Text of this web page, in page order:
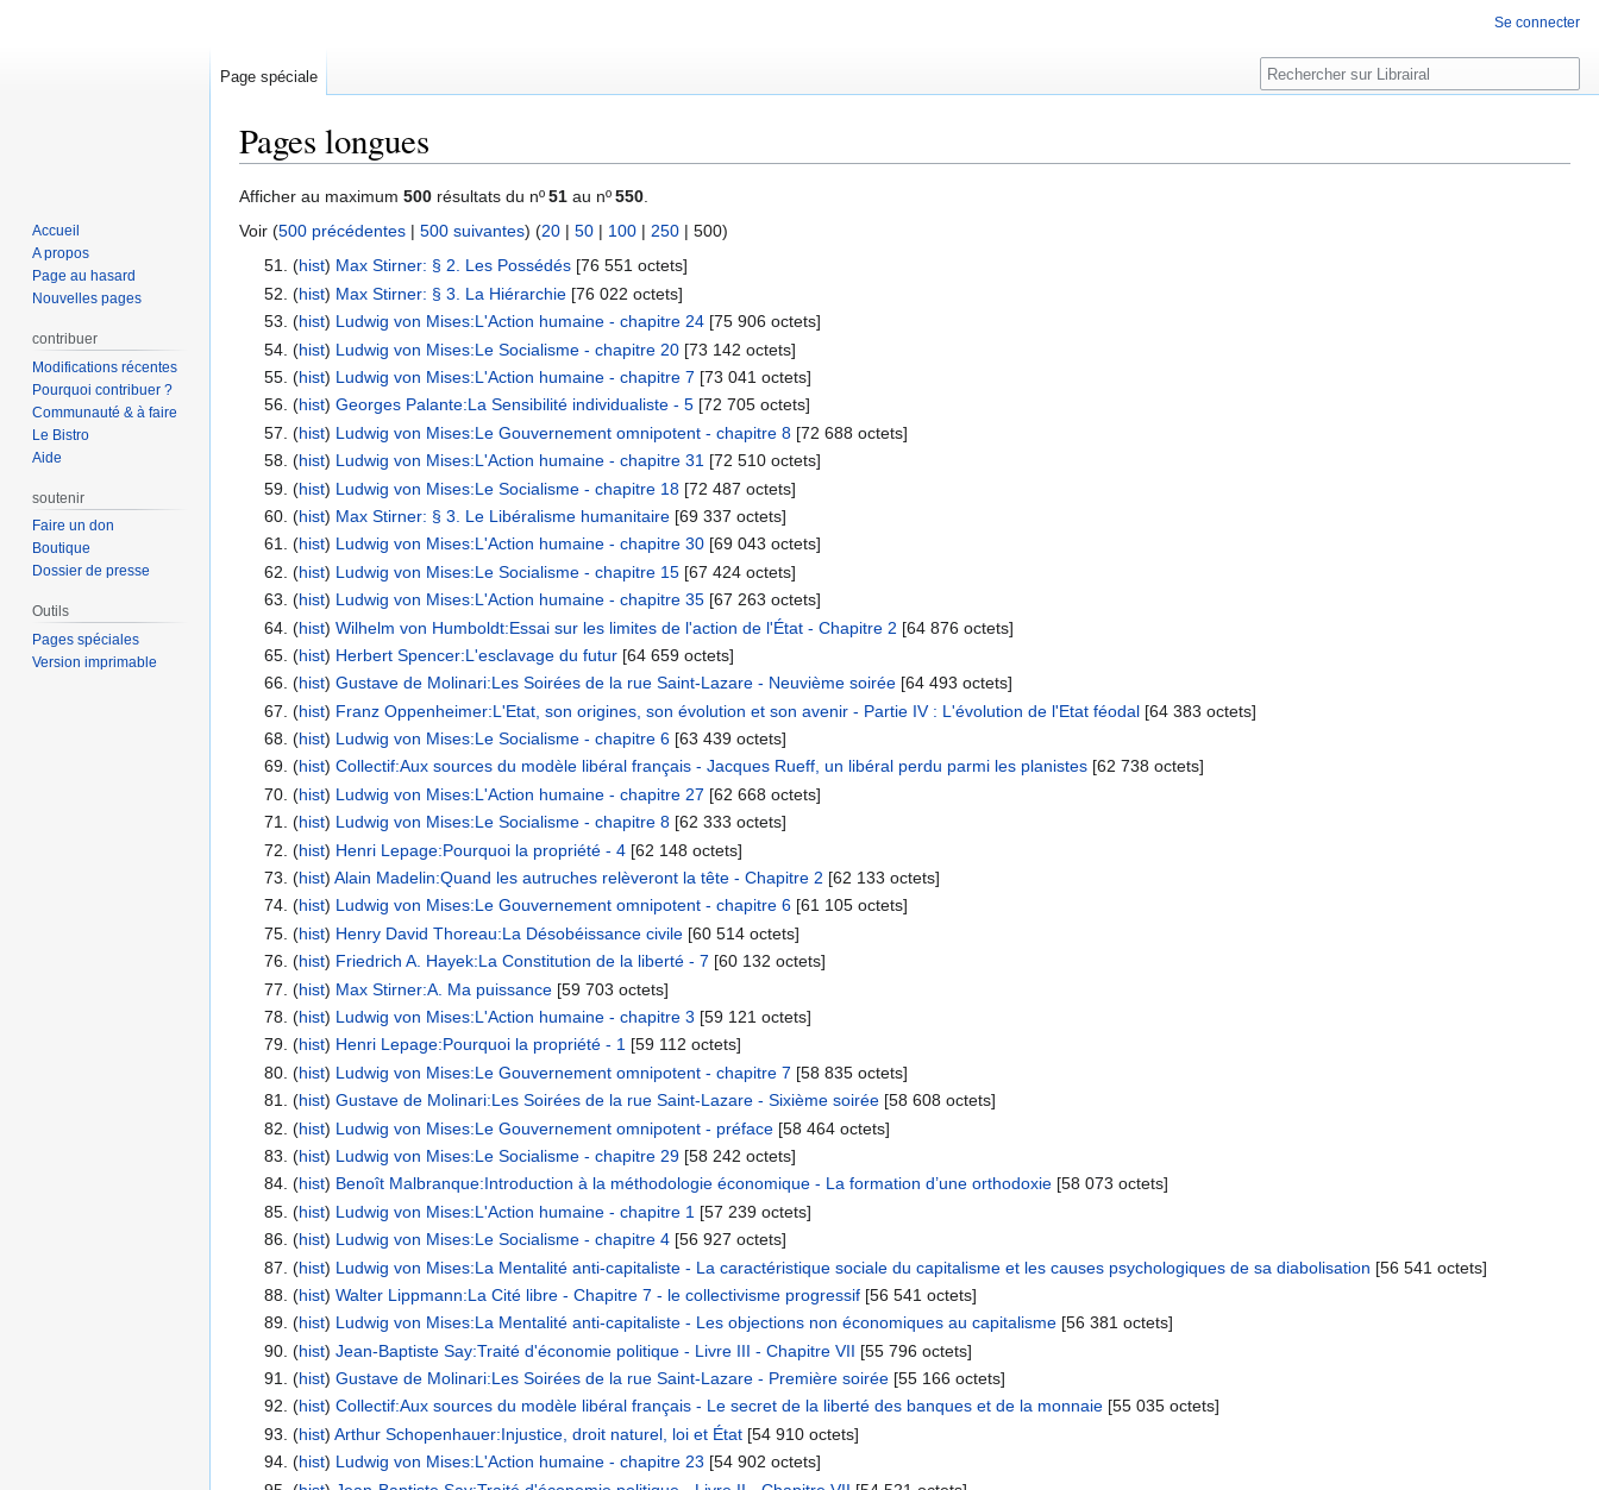
Pages longues
Aller
à
navigation
Aller
à
recherche
Afficher au maximum 500 résultats du nº51 au nº550.
Voir (500 précédentes | 500 suivantes) (20 | 50 | 100 | 250 | 500)
(hist) ‎ Max Stirner: § 2. Les Possédés‎[76 551 octets]
(hist) ‎ Max Stirner: § 3. La Hiérarchie‎[76 022 octets]
(hist) ‎ Ludwig von Mises:L'Action humaine - chapitre 24‎[75 906 octets]
(hist) ‎ Ludwig von Mises:Le Socialisme - chapitre 20‎[73 142 octets]
(hist) ‎ Ludwig von Mises:L'Action humaine - chapitre 7 ‎[73 041 octets]
(hist) ‎ Georges Palante:La Sensibilité individualiste - 5‎[72 705 octets]
(hist) ‎ Ludwig von Mises:Le Gouvernement omnipotent - chapitre 8‎[72 688 octets]
(hist) ‎ Ludwig von Mises:L'Action humaine - chapitre 31 ‎[72 510 octets]
(hist) ‎ Ludwig von Mises:Le Socialisme - chapitre 18‎[72 487 octets]
(hist) ‎ Max Stirner: § 3. Le Libéralisme humanitaire‎[69 337 octets]
(hist) ‎ Ludwig von Mises:L'Action humaine - chapitre 30‎[69 043 octets]
(hist) ‎ Ludwig von Mises:Le Socialisme - chapitre 15‎[67 424 octets]
(hist) ‎ Ludwig von Mises:L'Action humaine - chapitre 35‎[67 263 octets]
(hist) ‎ Wilhelm von Humboldt:Essai sur les limites de l'action de l'État - Chapitre 2 ‎[64 876 octets]
(hist) ‎ Herbert Spencer:L'esclavage du futur‎[64 659 octets]
(hist) ‎ Gustave de Molinari:Les Soirées de la rue Saint-Lazare - Neuvième soirée‎[64 493 octets]
(hist) ‎ Franz Oppenheimer:L'Etat, son origines, son évolution et son avenir - Partie IV : L'évolution de l'Etat féodal‎[64 383 octets]
(hist) ‎ Ludwig von Mises:Le Socialisme - chapitre 6‎[63 439 octets]
(hist) ‎ Collectif:Aux sources du modèle libéral français - Jacques Rueff, un libéral perdu parmi les planistes‎[62 738 octets]
(hist) ‎ Ludwig von Mises:L'Action humaine - chapitre 27 ‎[62 668 octets]
(hist) ‎ Ludwig von Mises:Le Socialisme - chapitre 8‎[62 333 octets]
(hist) ‎ Henri Lepage:Pourquoi la propriété - 4‎[62 148 octets]
(hist) ‎ Alain Madelin:Quand les autruches relèveront la tête - Chapitre 2 ‎[62 133 octets]
(hist) ‎ Ludwig von Mises:Le Gouvernement omnipotent - chapitre 6‎[61 105 octets]
(hist) ‎ Henry David Thoreau:La Désobéissance civile‎[60 514 octets]
(hist) ‎ Friedrich A. Hayek:La Constitution de la liberté - 7 ‎[60 132 octets]
(hist) ‎ Max Stirner:A. Ma puissance‎[59 703 octets]
(hist) ‎ Ludwig von Mises:L'Action humaine - chapitre 3 ‎[59 121 octets]
(hist) ‎ Henri Lepage:Pourquoi la propriété - 1‎[59 112 octets]
(hist) ‎ Ludwig von Mises:Le Gouvernement omnipotent - chapitre 7 ‎[58 835 octets]
(hist) ‎ Gustave de Molinari:Les Soirées de la rue Saint-Lazare - Sixième soirée‎[58 608 octets]
(hist) ‎ Ludwig von Mises:Le Gouvernement omnipotent - préface‎[58 464 octets]
(hist) ‎ Ludwig von Mises:Le Socialisme - chapitre 29‎[58 242 octets]
(hist) ‎ Benoît Malbranque:Introduction à la méthodologie économique - La formation d’une orthodoxie‎[58 073 octets]
(hist) ‎ Ludwig von Mises:L'Action humaine - chapitre 1 ‎[57 239 octets]
(hist) ‎ Ludwig von Mises:Le Socialisme - chapitre 4‎[56 927 octets]
(hist) ‎ Ludwig von Mises:La Mentalité anti-capitaliste - La caractéristique sociale du capitalisme et les causes psychologiques de sa diabolisation ‎[56 541 octets]
(hist) ‎ Walter Lippmann:La Cité libre - Chapitre 7 - le collectivisme progressif‎[56 541 octets]
(hist) ‎ Ludwig von Mises:La Mentalité anti-capitaliste - Les objections non économiques au capitalisme‎[56 381 octets]
(hist) ‎ Jean-Baptiste Say:Traité d'économie politique - Livre III - Chapitre VII ‎[55 796 octets]
(hist) ‎ Gustave de Molinari:Les Soirées de la rue Saint-Lazare - Première soirée‎[55 166 octets]
(hist) ‎ Collectif:Aux sources du modèle libéral français - Le secret de la liberté des banques et de la monnaie‎[55 035 octets]
(hist) ‎ Arthur Schopenhauer:Injustice, droit naturel, loi et État‎[54 910 octets]
(hist) ‎ Ludwig von Mises:L'Action humaine - chapitre 23 ‎[54 902 octets]
Se connecter
Page spéciale Rechercher
Accueil
A propos
Page au hasard
Nouvelles pages
contribuer
Modifications récentes
Pourquoi contribuer ?
Communauté & à faire
Le Bistro
Aide
soutenir
Faire un don
Boutique
Dossier de presse
Outils
Pages spéciales
Version imprimable